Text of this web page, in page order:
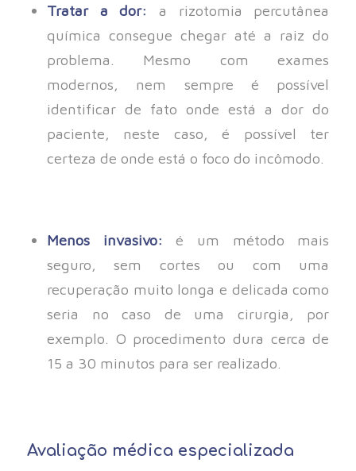
Tratar a dor:
a rizotomia percutânea
química consegue chegar até a raiz do
problema. Mesmo com exames
modernos, nem sempre é possível
identificar de fato onde está a dor do
paciente, neste caso, é possível ter
certeza de onde está o foco do incômodo.
Menos invasivo: é um método mais
seguro, sem cortes ou com uma
recuperação muito longa e delicada como
seria no caso de uma cirurgia, por
exemplo. O procedimento dura cerca de
15 a 30 minutos para ser realizado.
Avaliação médica especializada